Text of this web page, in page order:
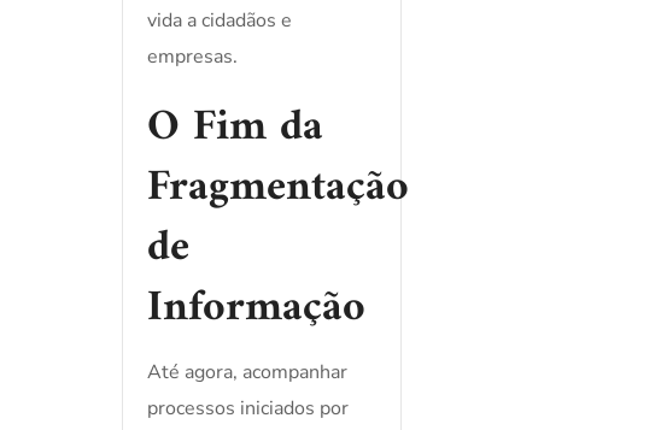
vida a cidadãos e
empresas.
O Fim da
Fragmentação
de
Informação
Até agora, acompanhar
processos iniciados por